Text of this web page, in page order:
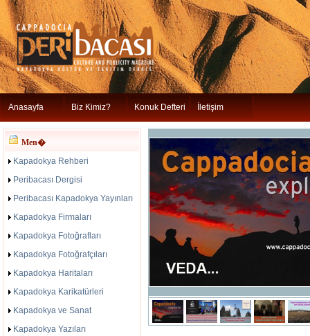
Anasayfa Biz Kimiz? Konuk Defteri İletişim
Men�
Kapadokya Rehberi
Peribacası Dergisi
Peribacası Kapadokya Yayınları
Kapadokya Firmaları
Kapadokya Fotoğrafları
Kapadokya Fotoğrafçıları
Kapadokya Haritaları
Kapadokya Karikatürleri
Kapadokya ve Sanat
Kapadokya Yazıları